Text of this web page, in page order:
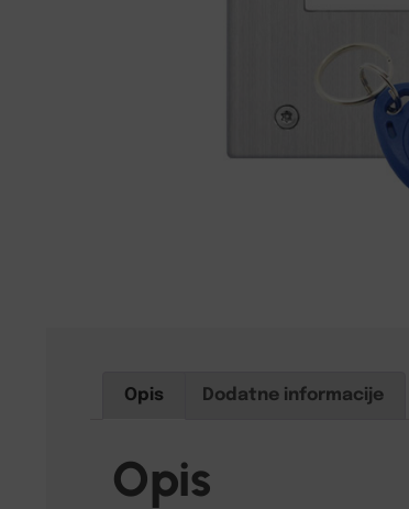
Opis Dodatne informacije
Opis